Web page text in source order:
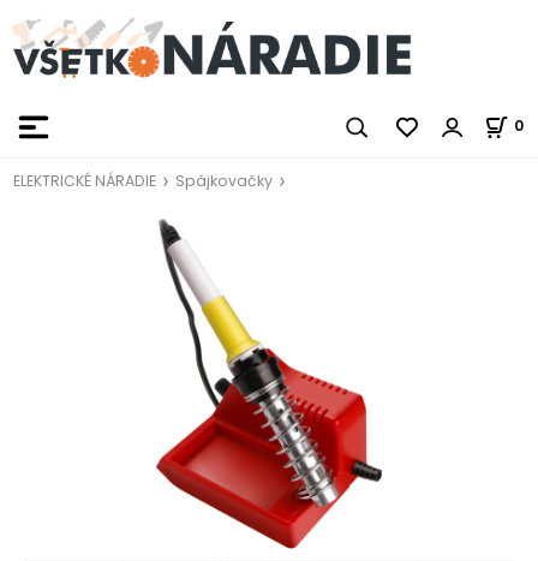
0
ELEKTRICKÉ NÁRADIE Spájkovačky